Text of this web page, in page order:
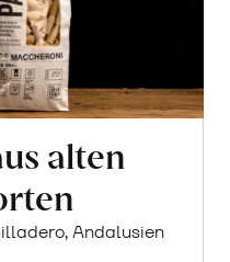
alten
Andalusien